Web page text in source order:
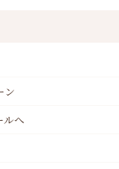
ン
ルへ